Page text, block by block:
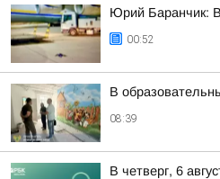
Юрий Баранчик:
00:52
В
08:39
В четверг, 6